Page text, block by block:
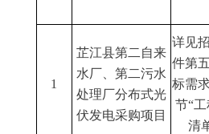
1
芷江县第二自来
水厂、第二污水
处理厂分布式光
伏发电采购项目
详见
件第
标需
节“
清